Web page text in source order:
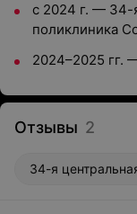
с 2024 г. — 34-
поликлиника
2024–2025 гг.
Отзывы 2
34-я